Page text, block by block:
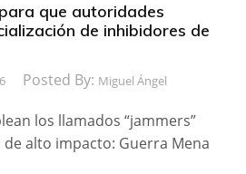
que autoridades
de inhibidores de
Posted By: Miguel Ángel
los llamados “jammers”
alto impacto: Guerra Mena